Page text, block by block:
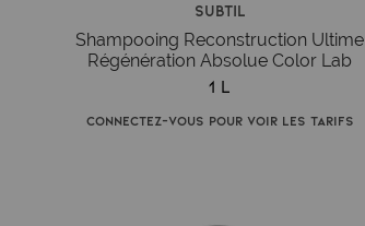
Subtil
Shampooing Reconstruction Ultime
Régénération Absolue Color Lab
1 L
Connectez-vous pour voir les tarifs